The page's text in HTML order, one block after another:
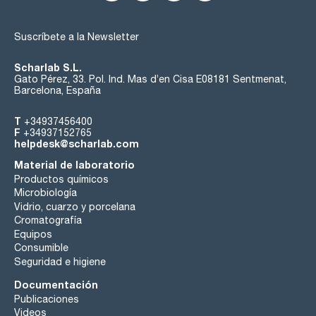
Suscríbete a la Newsletter
Scharlab S.L.
Gato Pérez, 33. Pol. Ind. Mas d’en Cisa E08181 Sentmenat,
Barcelona, España
T +34937456400
F +34937152765
helpdesk@scharlab.com
Material de laboratorio
Productos químicos
Microbiología
Vidrio, cuarzo y porcelana
Cromatografía
Equipos
Consumible
Seguridad e higiene
Documentación
Publicaciones
Videos